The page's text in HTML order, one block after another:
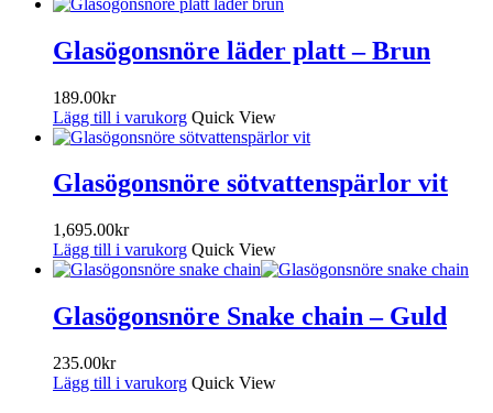
Glasögonsnöre läder platt – Brun
189.00kr
Lägg till i varukorg Quick View
Glasögonsnöre sötvattenspärlor vit
1,695.00kr
Lägg till i varukorg Quick View
Glasögonsnöre Snake chain – Guld
235.00kr
Lägg till i varukorg Quick View